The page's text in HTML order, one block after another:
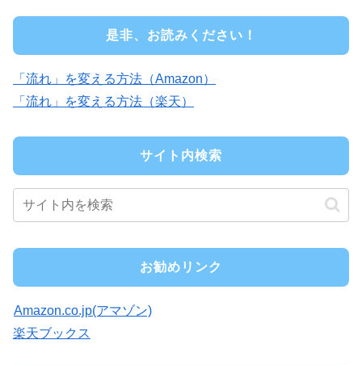
是非、お読みください！
「流れ」を変える方法（Amazon）
「流れ」を変える方法（楽天）
サイト内検索
お勧めリンク
Amazon.co.jp(アマゾン)
楽天ブックス